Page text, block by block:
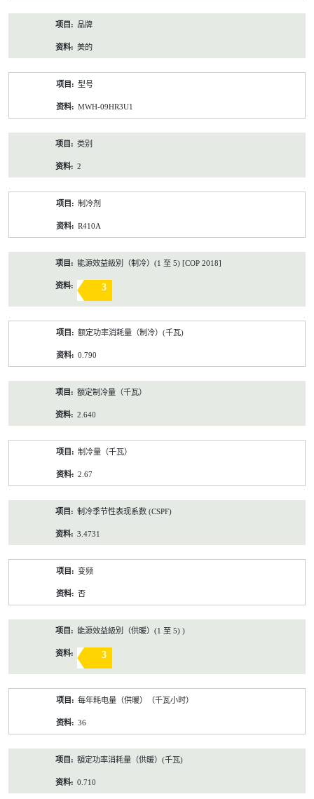
品牌
美的
型号
MWH-09HR3U1
类别
2
制冷剂
R410A
能源效益級別（制冷）(1 至 5) [COP 2018]
3
额定功率消耗量（制冷）(千瓦)
0.790
额定制冷量（千瓦）
2.640
制冷量（千瓦）
2.67
制冷季节性表现系数 (CSPF)
3.4731
变频
否
能源效益級別（供暖）(1 至 5) )
3
每年耗电量（供暖）（千瓦小时）
36
額定功率消耗量（供暖）(千瓦)
0.710